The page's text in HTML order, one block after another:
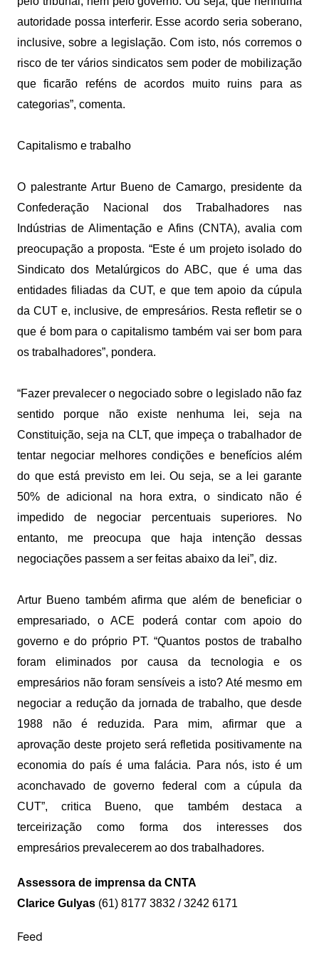
autoridade possa interferir. Esse acordo seria soberano,
inclusive, sobre a legislação. Com isto, nós corremos o
risco de ter vários sindicatos sem poder de mobilização
que ficarão reféns de acordos muito ruins para as
categorias”, comenta.
Capitalismo e trabalho
O palestrante Artur Bueno de Camargo, presidente da
Confederação Nacional dos Trabalhadores nas
Indústrias de Alimentação e Afins (CNTA), avalia com
preocupação a proposta. “Este é um projeto isolado do
Sindicato dos Metalúrgicos do ABC, que é uma das
entidades filiadas da CUT, e que tem apoio da cúpula
da CUT e, inclusive, de empresários. Resta refletir se o
que é bom para o capitalismo também vai ser bom para
os trabalhadores”, pondera.
“Fazer prevalecer o negociado sobre o legislado não faz
sentido porque não existe nenhuma lei, seja na
Constituição, seja na CLT, que impeça o trabalhador de
tentar negociar melhores condições e benefícios além
do que está previsto em lei. Ou seja, se a lei garante
50% de adicional na hora extra, o sindicato não é
impedido de negociar percentuais superiores. No
entanto, me preocupa que haja intenção dessas
negociações passem a ser feitas abaixo da lei”, diz.
Artur Bueno também afirma que além de beneficiar o
empresariado, o ACE poderá contar com apoio do
governo e do próprio PT. “Quantos postos de trabalho
foram eliminados por causa da tecnologia e os
empresários não foram sensíveis a isto? Até mesmo em
negociar a redução da jornada de trabalho, que desde
1988 não é reduzida. Para mim, afirmar que a
aprovação deste projeto será refletida positivamente na
economia do país é uma falácia. Para nós, isto é um
aconchavado de governo federal com a cúpula da
CUT”, critica Bueno, que também destaca a
terceirização como forma dos interesses dos
empresários prevalecerem ao dos trabalhadores.
Assessora de imprensa da CNTA
Clarice Gulyas(61) 8177 3832 / 3242 6171
Feed